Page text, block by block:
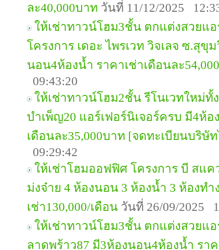
ละ40,000บาท วันที่ 11/12/2025
ให้เช่าทาวน์โฮม3ชั้น ตกแต่งสวยแอ
โครงการ เดอะ ไพรเวท วิจเลจ ซ.สุขุ
นอน4ห้องน้ำ ราคาเช่าเดือนละ
09:43:20
ให้เช่าทาวน์โฮม2ชั้น รีโนเวทใหม่
บำเพ็ญ20 แอร์เฟอร์นิเจอร์ครบ มี4ห้
เดือนละ35,000บาท [จดทะเบียนบริษั
09:29:42
ให้เช่าโฮมออฟฟิศ โครงการ บี สแค
ม่งจ๋าย 4 ห้องนอน 3 ห้องน้ำ 3 ห้องท
เช่า130,000/เดือน วันที่ 26/09/2025
ให้เช่าทาวน์โฮม3ชั้น ตกแต่งสวยแ
ลาดพร้าว87 มี3ห้องนอน4ห้องน้ำ รา